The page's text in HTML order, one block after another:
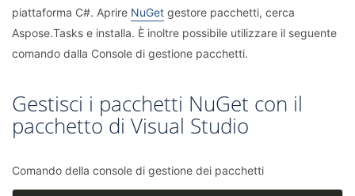
piattaforma C#. Aprire NuGet gestore pacchetti, cerca
Aspose.Tasks e installa. È inoltre possibile utilizzare il seguente
comando dalla Console di gestione pacchetti.
Gestisci i pacchetti NuGet con il
pacchetto di Visual Studio
Comando della console di gestione dei pacchetti